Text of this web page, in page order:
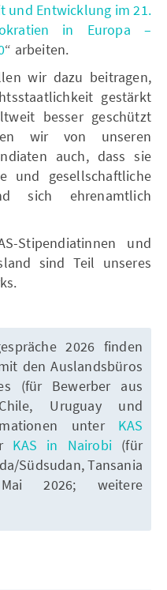
und Entwicklung im 21.
in Europa –
“ arbeiten.
wir dazu beitragen,
gestärkt
besser geschützt
wir von unseren
auch, dass sie
und gesellschaftliche
sich ehrenamtlich
Stipendiatinnen und
sind Teil unseres
2026 finden
den Auslandsbüros
(für Bewerber aus
Uruguay und
unter KAS
KAS in Nairobi (für
Südsudan, Tansania
2026; weitere